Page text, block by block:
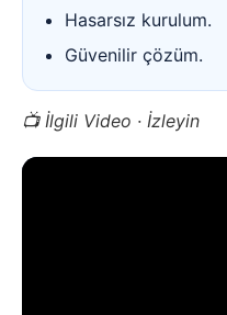
Hasarsız kurulum.
Güvenilir çözüm.
📺 İlgili Video · İzleyin